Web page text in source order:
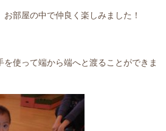
部屋の中で仲良く楽しみました！
を使って端から端へと渡ることができま